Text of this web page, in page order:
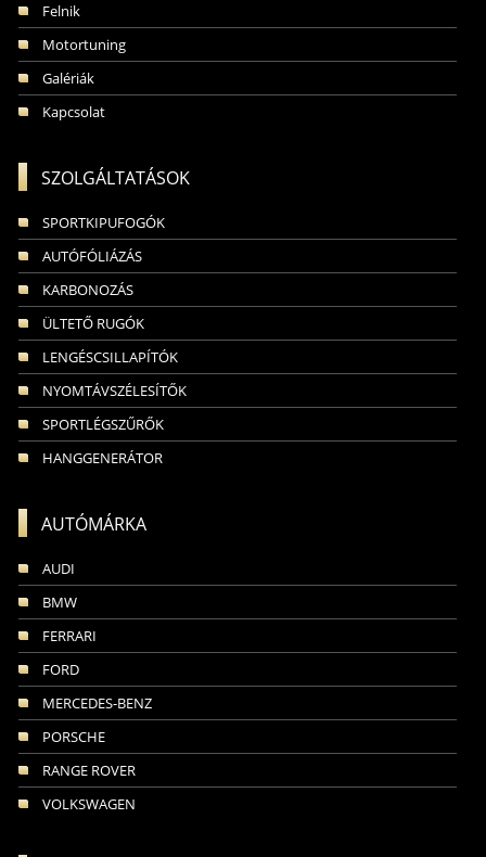
Felnik
Motortuning
Galériák
Kapcsolat
SZOLGÁLTATÁSOK
SPORTKIPUFOGÓK
AUTÓFÓLIÁZÁS
KARBONOZÁS
ÜLTETŐ RUGÓK
LENGÉSCSILLAPÍTÓK
NYOMTÁVSZÉLESÍTŐK
SPORTLÉGSZŰRŐK
HANGGENERÁTOR
AUTÓMÁRKA
AUDI
BMW
FERRARI
FORD
MERCEDES-BENZ
PORSCHE
RANGE ROVER
VOLKSWAGEN